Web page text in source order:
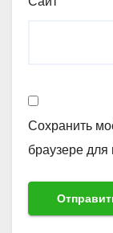
Сохранить
браузере